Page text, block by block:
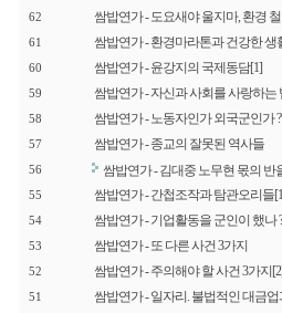
62 쌈밥연가 - 도요새야 울지마, 환경
61 쌈밥연가 - 환경마라톤과 건강한 생
60 쌈밥연가 - 윤강지의 국제동담[1]
59 쌈밥연가 - 자신과 사회를 사랑하는
58 쌈밥연가 - 노동자인가 외국군인가 ?
57 쌈밥연가 - 종교의 잘못된 역사들
56 쌈밥연가 - 김대중 노무현 몫의 반
55 쌈밥연가 - 간첩조작과 탐관오리들
54 쌈밥연가 - 기업활동을 군인이 했나 ?
53 쌈밥연가 - 또 다른 사건 3가지
52 쌈밥연가 - 주의해야 할 사건 3가지
51 쌈밥연가 - 일자리. 불법적인 대금